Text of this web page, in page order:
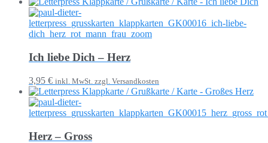
Ich liebe Dich – Herz
3,95 € inkl. MwSt. zzgl. Versandkosten
Herz – Gross